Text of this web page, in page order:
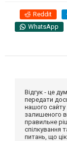
Reddit
WhatsApp
Відгук - це
передати
нашого
залишеного
правильне
спілкування
питань, що